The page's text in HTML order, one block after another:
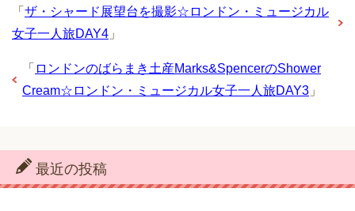
「 ザ・シャード展望台を撮影☆ロンドン・ミュージカル
女子一人旅DAY4 」
「 ロンドンのばらまき土産Marks&SpencerのShower
Cream☆ロンドン・ミュージカル女子一人旅DAY3 」
最近の投稿